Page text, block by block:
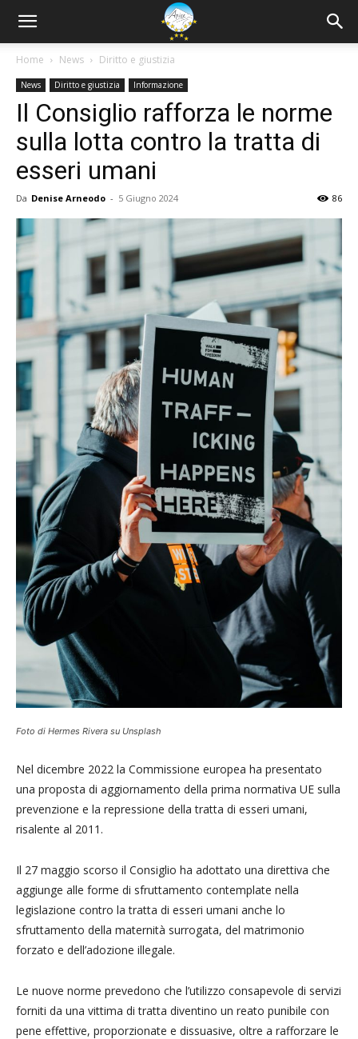
Home News Diritto e giustizia
News Diritto e giustizia Informazione
Il Consiglio rafforza le norme
sulla lotta contro la tratta di
esseri umani
Da Denise Arneodo - 5 Giugno 2024 86
Foto di Hermes Rivera su Unsplash
Nel dicembre 2022 la Commissione europea ha presentato
una proposta di aggiornamento della prima normativa UE sulla
prevenzione e la repressione della tratta di esseri umani,
risalente al 2011.
Il 27 maggio scorso il Consiglio ha adottato una direttiva che
aggiunge alle forme di sfruttamento contemplate nella
legislazione contro la tratta di esseri umani anche lo
sfruttamento della maternità surrogata, del matrimonio
forzato e dell’adozione illegale.
Le nuove norme prevedono che l’utilizzo consapevole di servizi
forniti da una vittima di tratta diventino un reato punibile con
pene effettive, proporzionate e dissuasive, oltre a rafforzare le